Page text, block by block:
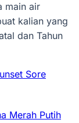
main air
kalian yang
dan Tahun
Sore
Merah Putih